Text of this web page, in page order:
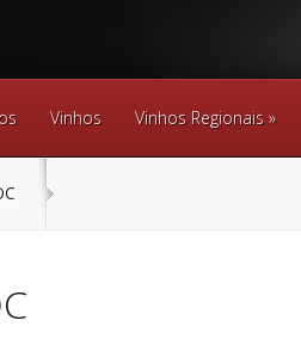
Vinhos Vinhos Regionais »